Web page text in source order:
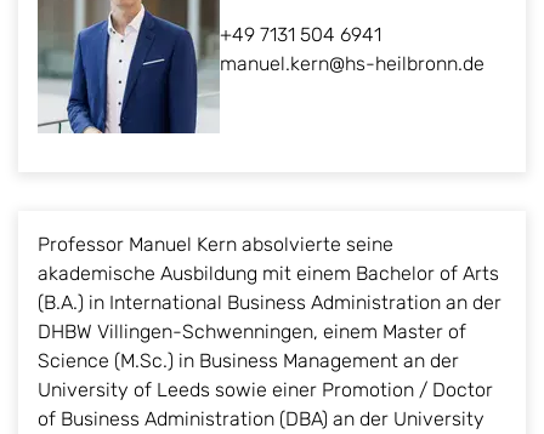
+49 7131 504 6941
manuel.kern@hs-heilbronn.de
Professor Manuel Kern absolvierte seine
akademische Ausbildung mit einem Bachelor of Arts
(B.A.) in International Business Administration an der
DHBW Villingen-Schwenningen, einem Master of
Science (M.Sc.) in Business Management an der
University of Leeds sowie einer Promotion / Doctor
of Business Administration (DBA) an der University